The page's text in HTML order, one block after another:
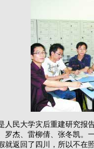
人民大学灾后重建研究报
罗杰、雷柳倩、张冬凯。
就返回了四川，所以不在